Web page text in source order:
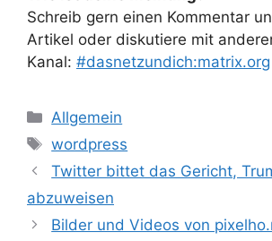
Schreib gern einen Kommentar
Artikel oder diskutiere mit
Kanal: #dasnetzundich:matrix.org
Kategorien
Allgemein
Schlagwörter
wordpress
Twitter bittet das Gericht,
abzuweisen
Bilder und Videos von